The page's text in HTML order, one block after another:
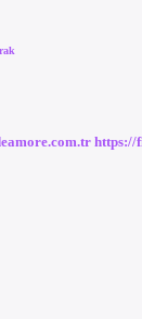
https://